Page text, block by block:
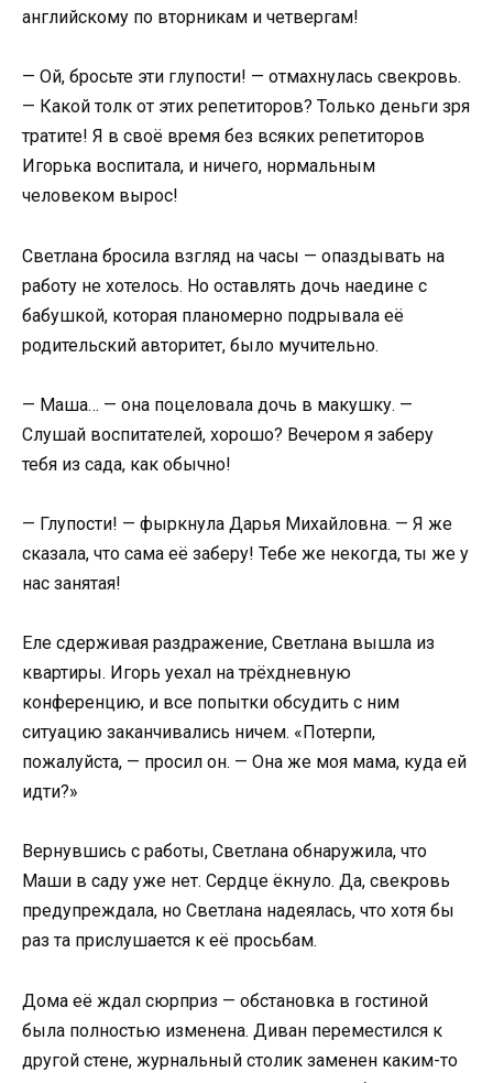
английскому по вторникам и четвергам!
— Ой, бросьте эти глупости! — отмахнулась свекровь.
— Какой толк от этих репетиторов? Только деньги зря
тратите! Я в своё время без всяких репетиторов
Игорька воспитала, и ничего, нормальным
человеком вырос!
Светлана бросила взгляд на часы — опаздывать на
работу не хотелось. Но оставлять дочь наедине с
бабушкой, которая планомерно подрывала её
родительский авторитет, было мучительно.
— Маша… — она поцеловала дочь в макушку. —
Слушай воспитателей, хорошо? Вечером я заберу
тебя из сада, как обычно!
— Глупости! — фыркнула Дарья Михайловна. — Я же
сказала, что сама её заберу! Тебе же некогда, ты же у
нас занятая!
Еле сдерживая раздражение, Светлана вышла из
квартиры. Игорь уехал на трёхдневную
конференцию, и все попытки обсудить с ним
ситуацию заканчивались ничем. «Потерпи,
пожалуйста, — просил он. — Она же моя мама, куда ей
идти?»
Вернувшись с работы, Светлана обнаружила, что
Маши в саду уже нет. Сердце ёкнуло. Да, свекровь
предупреждала, но Светлана надеялась, что хотя бы
раз та прислушается к её просьбам.
Дома её ждал сюрприз — обстановка в гостиной
была полностью изменена. Диван переместился к
другой стене, журнальный столик заменен каким-то